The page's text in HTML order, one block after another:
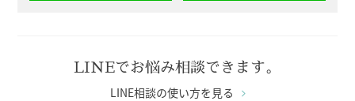
LINEでお悩み相談できます。
LINE相談の使い方を見る